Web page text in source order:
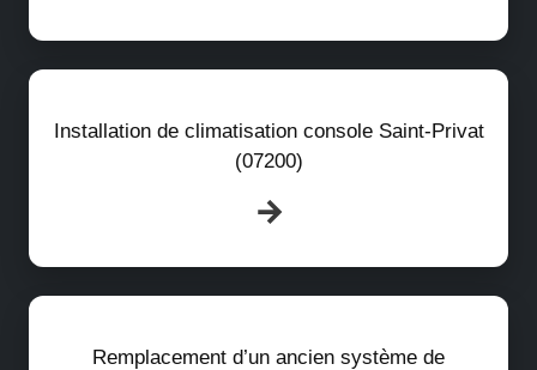
Installation de climatisation console Saint-Privat
(07200)
Remplacement d’un ancien système de